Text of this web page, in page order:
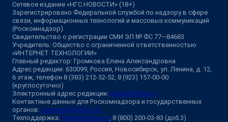
Сетевое издание «НГС.НОВОСТИ» (18+)
Зарегистрировано Федеральной службой по надзору в сфере
связи, информационных технологий и массовых коммуникаций
(Роскомнадзор)
Свидетельство о регистрации СМИ ЭЛ № ФС 77—84683
Учредитель: Общество с ограниченной ответственностью
«ИНТЕРНЕТ ТЕХНОЛОГИИ»
Главный редактор: Громкова Елена Александровна
Адрес редакции: 630099, Россия, Новосибирск, ул. Ленина, д. 12,
6 этаж, телефон 8 (383) 212-52-52, 8 (923) 157-00-00
(круглосуточно)
Электронный адрес редакции: ngs@shkulev.ru
Контактные данные для Роскомнадзора и государственных
органов: juristnsk@shkulev.ru
Техподдержка: help@shkulev.ru, 8 (800) 200-03-83 (доб.3)